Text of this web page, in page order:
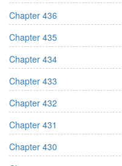
Chapter 436
Chapter 435
Chapter 434
Chapter 433
Chapter 432
Chapter 431
Chapter 430